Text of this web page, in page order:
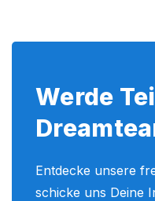
Werde
Entdecke unsere
schicke uns Deine